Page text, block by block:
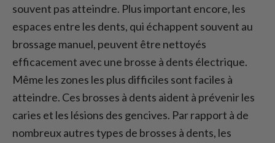
souvent pas atteindre. Plus important encore, les
espaces entre les dents, qui échappent souvent au
brossage manuel, peuvent être nettoyés
efficacement avec une brosse à dents électrique.
Même les zones les plus difficiles sont faciles à
atteindre. Ces brosses à dents aident à prévenir les
caries et les lésions des gencives. Par rapport à de
nombreux autres types de brosses à dents, les